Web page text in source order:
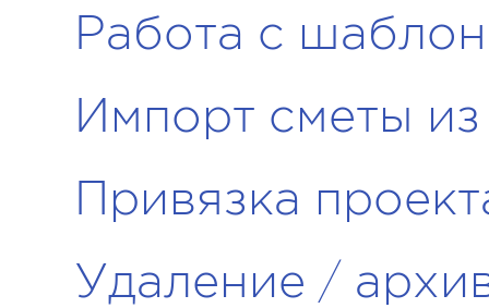
Работа с
Импорт сметы из
Привязка
Удаление /